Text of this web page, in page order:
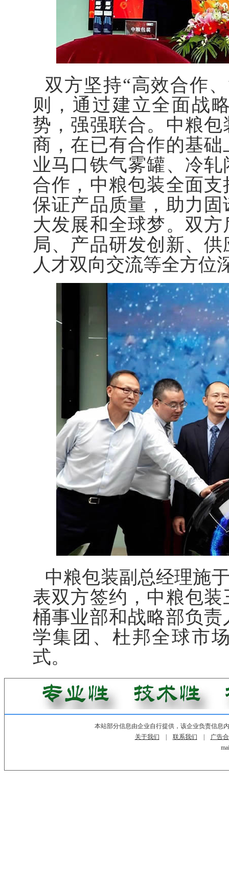
双方坚持“高效合作
则，通过建立全面战
势，强强联合。中粮
商，在已有合作的基
业马口铁气雾罐、冷
合作，中粮包装全面
保证产品质量，助力
大发展和全球梦。双
局、产品研发创新、
人才双向交流等全方位
中粮包装副总经理施
表双方签约，中粮包
桶事业部和战略部负
学集团、杜邦全球市
式。
本站部分信息由企业自行提供，该企业负责信息
关于我们
联系我们
广告